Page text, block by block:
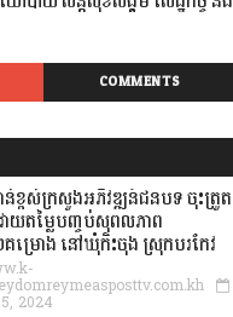
COMMENTS
ាន់ខ្ពស់ក្រសួងអភិវឌ្ឍន៍ជនបទ ចុះត្រួត
ាយតម្លៃបញ្ចប់សុពលភាព
ម្រោង នៅឃុំកិះចុង ស្រុកបរកែវ
2024